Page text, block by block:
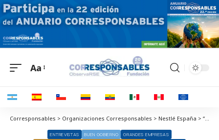
Aa
Corresponsables > Organizaciones Corresponsables > Nestlé España > “El modelo de CSV es parte de nuestro ADN desde que Henri Nestlé desarrolló el primer producto hace 150 años”
ENTREVISTAS BUEN GOBIERNO
GRANDES EMPRESAS